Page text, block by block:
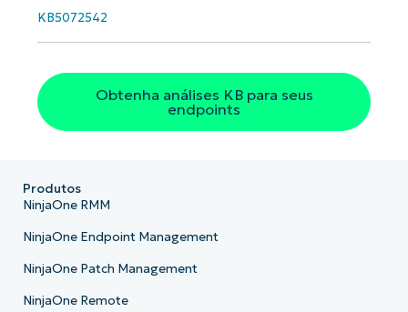
KB5072542
Obtenha análises KB para seus
endpoints
name*
Produtos
NinjaOne RMM
NinjaOne Endpoint Management
NinjaOne Patch Management
NinjaOne Remote